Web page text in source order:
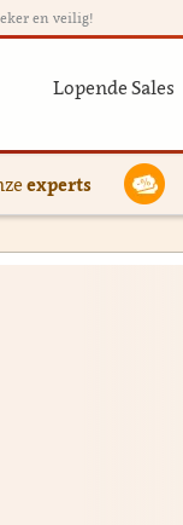
en veilig!
Lopende Sales
experts